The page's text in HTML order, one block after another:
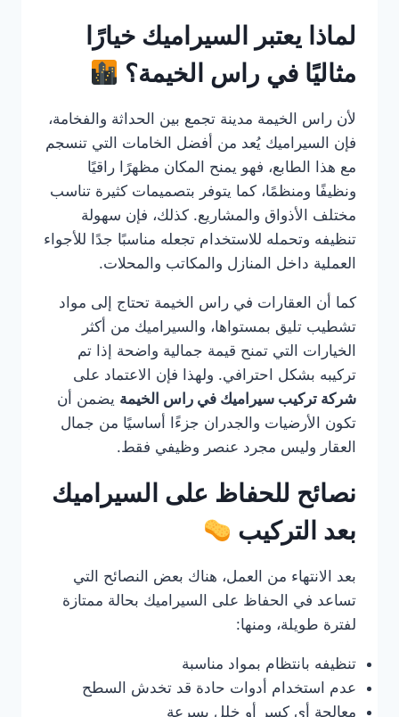
لماذا يعتبر السيراميك خيارًا
مثاليًا في راس الخيمة؟
لأن راس الخيمة مدينة تجمع بين الحداثة والفخامة،
فإن السيراميك يُعد من أفضل الخامات التي تنسجم
مع هذا الطابع، فهو يمنح المكان مظهرًا راقيًا
ونظيفًا ومنظمًا، كما يتوفر بتصميمات كثيرة تناسب
مختلف الأذواق والمشاريع. كذلك، فإن سهولة
تنظيفه وتحمله للاستخدام تجعله مناسبًا جدًا للأجواء
العملية داخل المنازل والمكاتب والمحلات.
كما أن العقارات في راس الخيمة تحتاج إلى مواد
تشطيب تليق بمستواها، والسيراميك من أكثر
الخيارات التي تمنح قيمة جمالية واضحة إذا تم
تركيبه بشكل احترافي. ولهذا فإن الاعتماد على
شركة تركيب سيراميك في راس الخيمة يضمن أن
تكون الأرضيات والجدران جزءًا أساسيًا من جمال
العقار وليس مجرد عنصر وظيفي فقط.
نصائح للحفاظ على السيراميك
بعد التركيب
بعد الانتهاء من العمل، هناك بعض النصائح التي
تساعد في الحفاظ على السيراميك بحالة ممتازة
لفترة طويلة، ومنها:
تنظيفه بانتظام بمواد مناسبة
عدم استخدام أدوات حادة قد تخدش السطح
معالجة أي كسر أو خلل بسرعة